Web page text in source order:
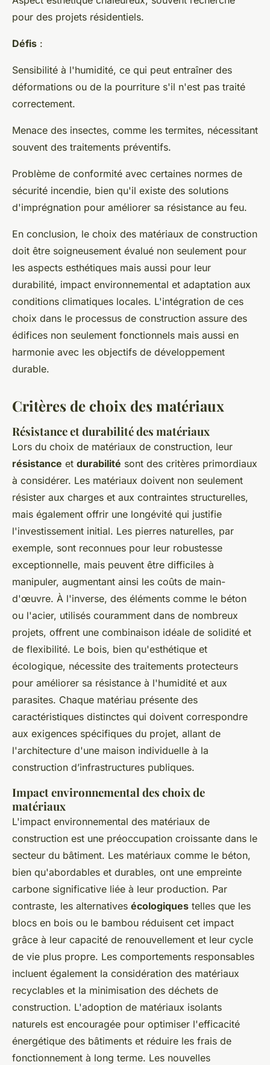
pour des projets résidentiels.
Défis :
Sensibilité à l'humidité, ce qui peut entraîner des
déformations ou de la pourriture s'il n'est pas traité
correctement.
Menace des insectes, comme les termites, nécessitant
souvent des traitements préventifs.
Problème de conformité avec certaines normes de
sécurité incendie, bien qu'il existe des solutions
d'imprégnation pour améliorer sa résistance au feu.
En conclusion, le choix des matériaux de construction
doit être soigneusement évalué non seulement pour
les aspects esthétiques mais aussi pour leur
durabilité, impact environnemental et adaptation aux
conditions climatiques locales. L'intégration de ces
choix dans le processus de construction assure des
édifices non seulement fonctionnels mais aussi en
harmonie avec les objectifs de développement
durable.
Critères de choix des matériaux
Résistance et durabilité des matériaux
Lors du choix de matériaux de construction, leur
résistance et durabilité sont des critères primordiaux
à considérer. Les matériaux doivent non seulement
résister aux charges et aux contraintes structurelles,
mais également offrir une longévité qui justifie
l'investissement initial. Les pierres naturelles, par
exemple, sont reconnues pour leur robustesse
exceptionnelle, mais peuvent être difficiles à
manipuler, augmentant ainsi les coûts de main-
d'œuvre. À l'inverse, des éléments comme le béton
ou l'acier, utilisés couramment dans de nombreux
projets, offrent une combinaison idéale de solidité et
de flexibilité. Le bois, bien qu'esthétique et
écologique, nécessite des traitements protecteurs
pour améliorer sa résistance à l'humidité et aux
parasites. Chaque matériau présente des
caractéristiques distinctes qui doivent correspondre
aux exigences spécifiques du projet, allant de
l'architecture d'une maison individuelle à la
construction d’infrastructures publiques.
Impact environnemental des choix de
matériaux
L'impact environnemental des matériaux de
construction est une préoccupation croissante dans le
secteur du bâtiment. Les matériaux comme le béton,
bien qu'abordables et durables, ont une empreinte
carbone significative liée à leur production. Par
contraste, les alternatives écologiques telles que les
blocs en bois ou le bambou réduisent cet impact
grâce à leur capacité de renouvellement et leur cycle
de vie plus propre. Les comportements responsables
incluent également la considération des matériaux
recyclables et la minimisation des déchets de
construction. L'adoption de matériaux isolants
naturels est encouragée pour optimiser l'efficacité
énergétique des bâtiments et réduire les frais de
fonctionnement à long terme. Les nouvelles